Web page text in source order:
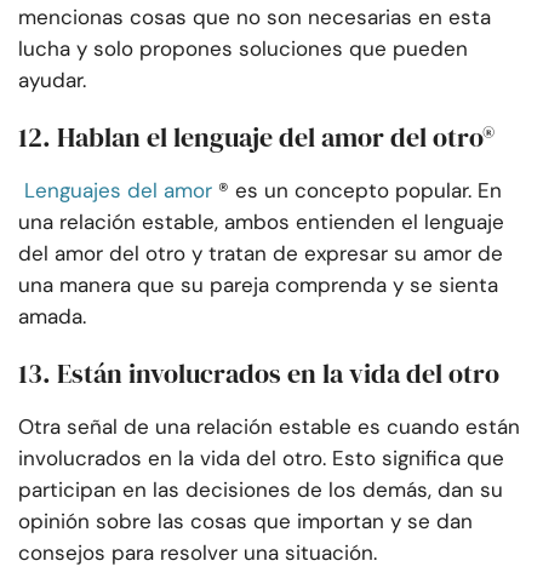
mencionas cosas que no son necesarias en esta
lucha y solo propones soluciones que pueden
ayudar.
12. Hablan el lenguaje del amor del otro®
Lenguajes del amor ® es un concepto popular. En
una relación estable, ambos entienden el lenguaje
del amor del otro y tratan de expresar su amor de
una manera que su pareja comprenda y se sienta
amada.
13. Están involucrados en la vida del otro
Otra señal de una relación estable es cuando están
involucrados en la vida del otro. Esto significa que
participan en las decisiones de los demás, dan su
opinión sobre las cosas que importan y se dan
consejos para resolver una situación.